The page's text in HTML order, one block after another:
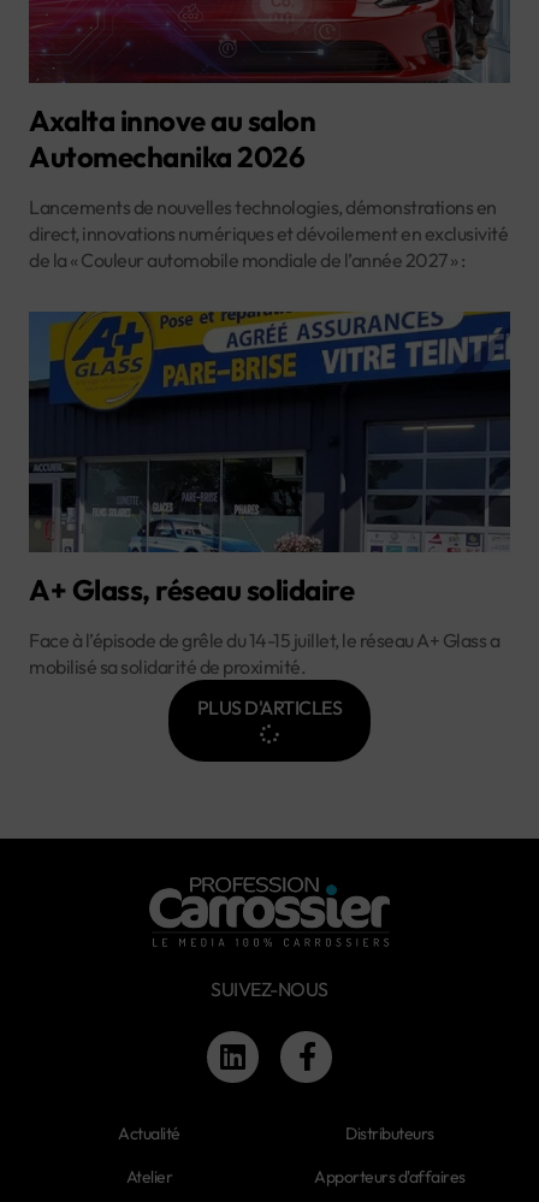
Axalta innove au salon
Automechanika 2026
Lancements de nouvelles technologies, démonstrations en
direct, innovations numériques et dévoilement en exclusivité
de la « Couleur automobile mondiale de l’année 2027 » :
A+ Glass, réseau solidaire
Face à l’épisode de grêle du 14-15 juillet, le réseau A+ Glass a
mobilisé sa solidarité de proximité.
PLUS D'ARTICLES
SUIVEZ-NOUS
Actualité
Atelier
Distributeurs
Apporteurs d'affaires